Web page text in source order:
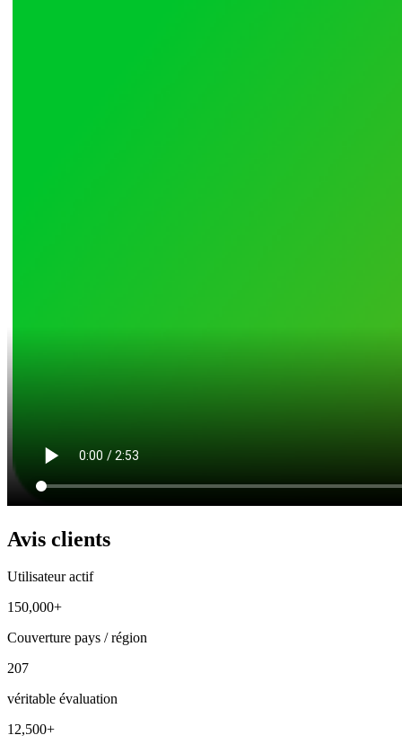
Avis clients
Utilisateur actif
150,000+
Couverture pays / région
207
véritable évaluation
12,500+